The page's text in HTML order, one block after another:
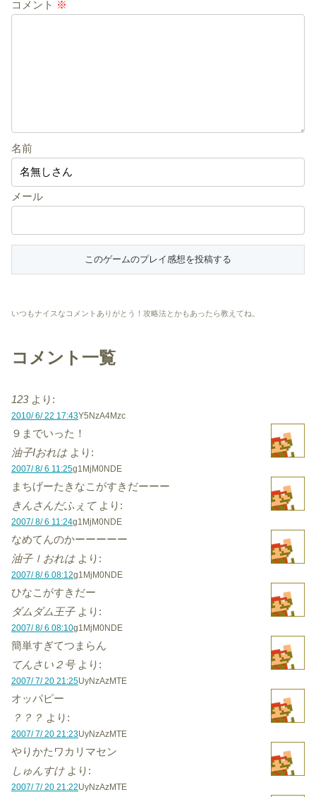
コメント ※
名前
メール
いつもナイスなコメントありがとう！攻略法とかもあったら教えてね。
コメント一覧
123 より:
2010/ 6/ 22 17:43Y5NzA4Mzc
９までいった！
油子Iおれは より:
2007/ 8/ 6 11:25g1MjM0NDE
まちげーたきなこがすきだーーー
きんさんだふぇて より:
2007/ 8/ 6 11:24g1MjM0NDE
なめてんのかーーーーー
油子ｌおれは より:
2007/ 8/ 6 08:12g1MjM0NDE
ひなこがすきだー
ダムダム王子 より:
2007/ 8/ 6 08:10g1MjM0NDE
簡単すぎてつまらん
てんさい２号 より:
2007/ 7/ 20 21:25UyNzAzMTE
オッパピー
？？？ より:
2007/ 7/ 20 21:23UyNzAzMTE
やりかたワカリマセン
しゅんすけ より:
2007/ 7/ 20 21:22UyNzAzMTE